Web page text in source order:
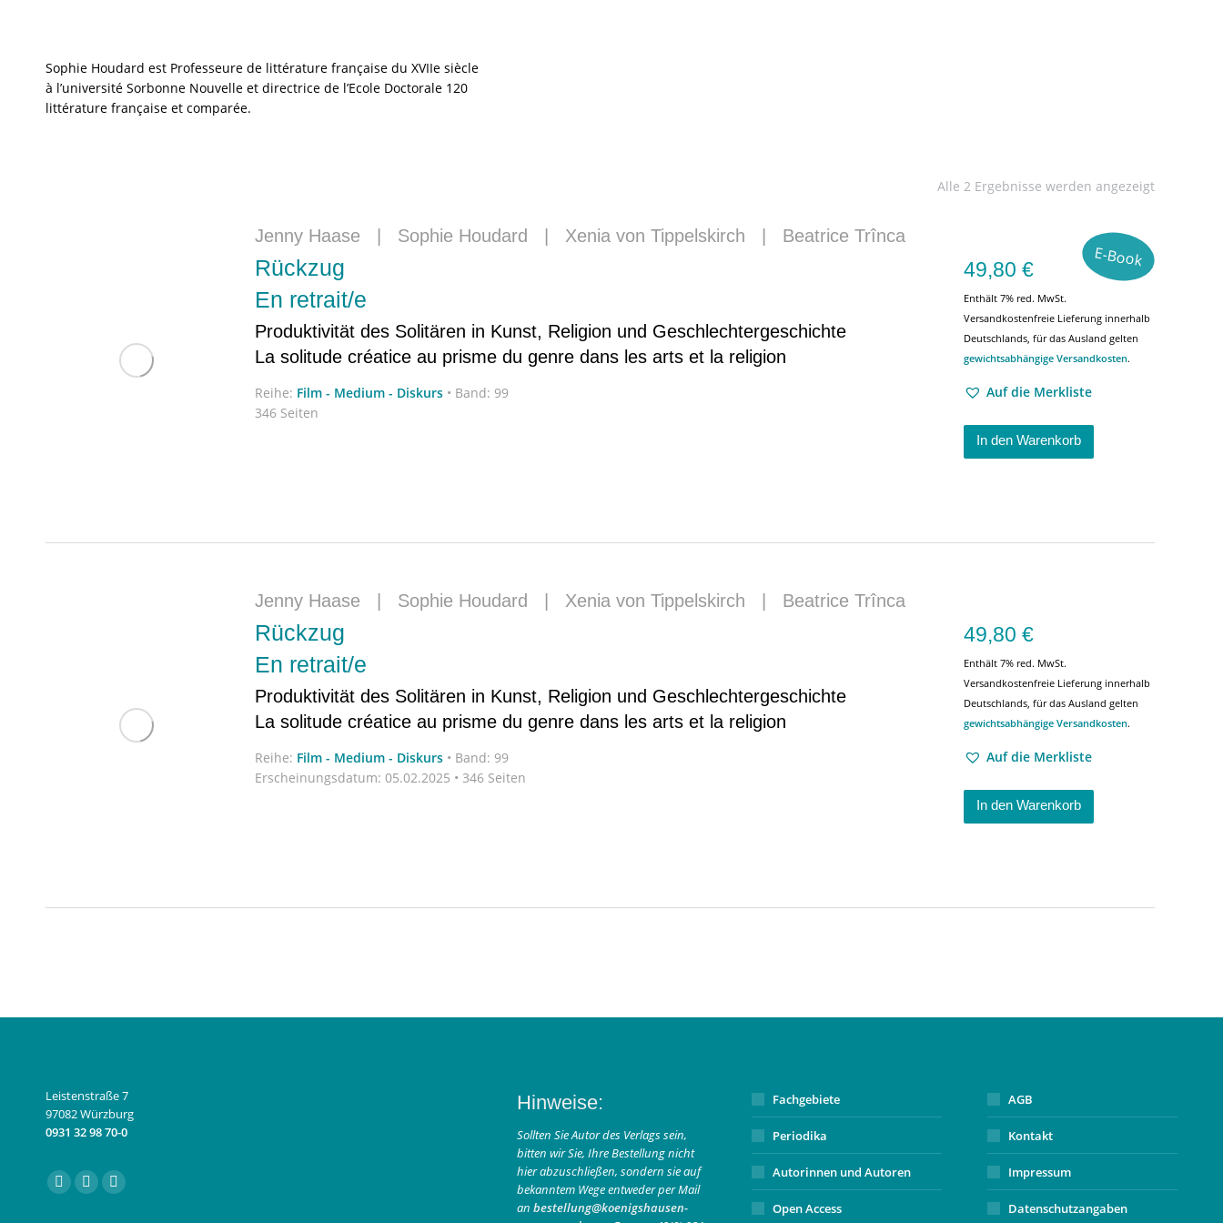
Sophie Houdard est Professeure de littérature française du XVIIe siècle
à l’université Sorbonne Nouvelle et directrice de l’Ecole Doctorale 120
littérature française et comparée.
Alle 2 Ergebnisse werden angezeigt
E-Book
Jenny Haase Sophie Houdard Xenia von Tippelskirch Beatrice Trînca
Rückzug
En retrait/e
Produktivität des Solitären in Kunst, Religion und Geschlechtergeschichte
La solitude créatice au prisme du genre dans les arts et la religion
Reihe: Film - Medium - Diskurs • Band: 99
346 Seiten
49,80 €
Enthält 7% red. MwSt.
Versandkostenfreie Lieferung innerhalb
Deutschlands, für das Ausland gelten
gewichtsabhängige Versandkosten.
Auf die Merkliste
In den Warenkorb
Jenny Haase Sophie Houdard Xenia von Tippelskirch Beatrice Trînca
Rückzug
En retrait/e
Produktivität des Solitären in Kunst, Religion und Geschlechtergeschichte
La solitude créatice au prisme du genre dans les arts et la religion
Reihe: Film - Medium - Diskurs • Band: 99
Erscheinungsdatum: 05.02.2025 • 346 Seiten
49,80 €
Enthält 7% red. MwSt.
Versandkostenfreie Lieferung innerhalb
Deutschlands, für das Ausland gelten
gewichtsabhängige Versandkosten.
Auf die Merkliste
In den Warenkorb
Leistenstraße 7
97082 Würzburg
0931 32 98 70-0
Finden Sie uns auf:
FacebookInstagram
E-
Hinweise:
Sollten Sie Autor des Verlags sein,
bitten wir Sie, Ihre Bestellung nicht
hier abzuschließen, sondern sie auf
bekanntem Wege entweder per Mail
an bestellung@koenigshausen-
Fachgebiete
Periodika
Autorinnen und Autoren
Open Access
AGB
Kontakt
Impressum
Datenschutzangaben